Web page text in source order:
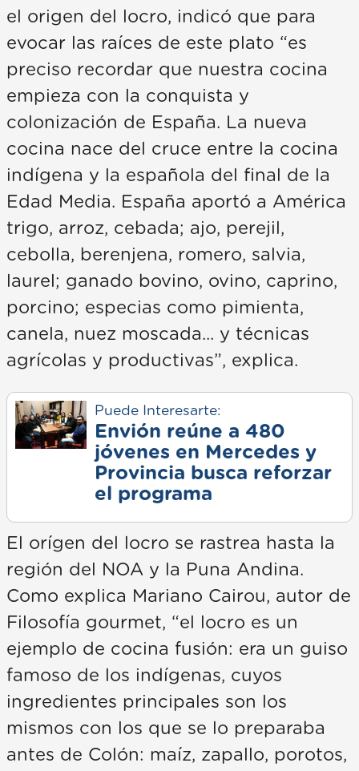
el origen del locro, indicó que para
evocar las raíces de este plato “es
preciso recordar que nuestra cocina
empieza con la conquista y
colonización de España. La nueva
cocina nace del cruce entre la cocina
indígena y la española del final de la
Edad Media. España aportó a América
trigo, arroz, cebada; ajo, perejil,
cebolla, berenjena, romero, salvia,
laurel; ganado bovino, ovino, caprino,
porcino; especias como pimienta,
canela, nuez moscada... y técnicas
agrícolas y productivas”, explica.
Puede Interesarte:
Envión reúne a 480
jóvenes en Mercedes y
Provincia busca reforzar
el programa
El orígen del locro se rastrea hasta la
región del NOA y la Puna Andina.
Como explica Mariano Cairou, autor de
Filosofía gourmet, “el locro es un
ejemplo de cocina fusión: era un guiso
famoso de los indígenas, cuyos
ingredientes principales son los
mismos con los que se lo preparaba
antes de Colón: maíz, zapallo, porotos,